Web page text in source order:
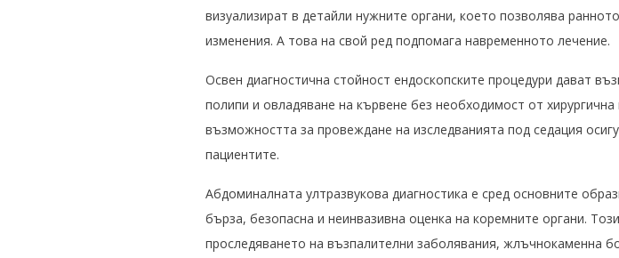
визуализират в детайли нужните органи, което позволява
изменения. А това на свой ред подпомага навременното лечение.
Освен диагностична стойност ендоскопските процедури дават
полипи и овладяване на кървене без необходимост от
възможността за провеждане на изследванията под седация
пациентите.
Абдоминалната ултразвукова диагностика е сред основните
бърза, безопасна и неинвазивна оценка на коремните органи.
проследяването на възпалителни заболявания, жлъчнокаменна